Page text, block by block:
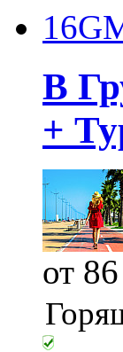
В
+
от